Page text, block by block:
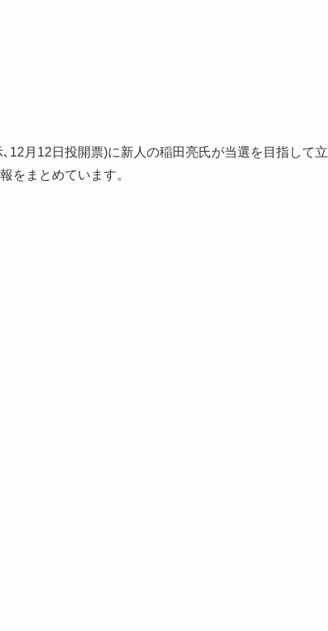
月12日投開票)に新人の稲田亮氏が当選を目指して立
をまとめています。